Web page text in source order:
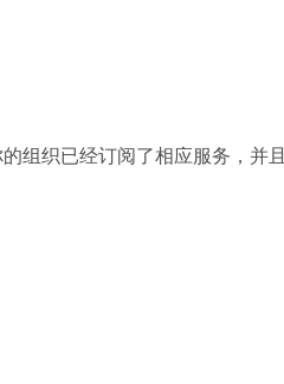
组织已经订阅了相应服务，并且